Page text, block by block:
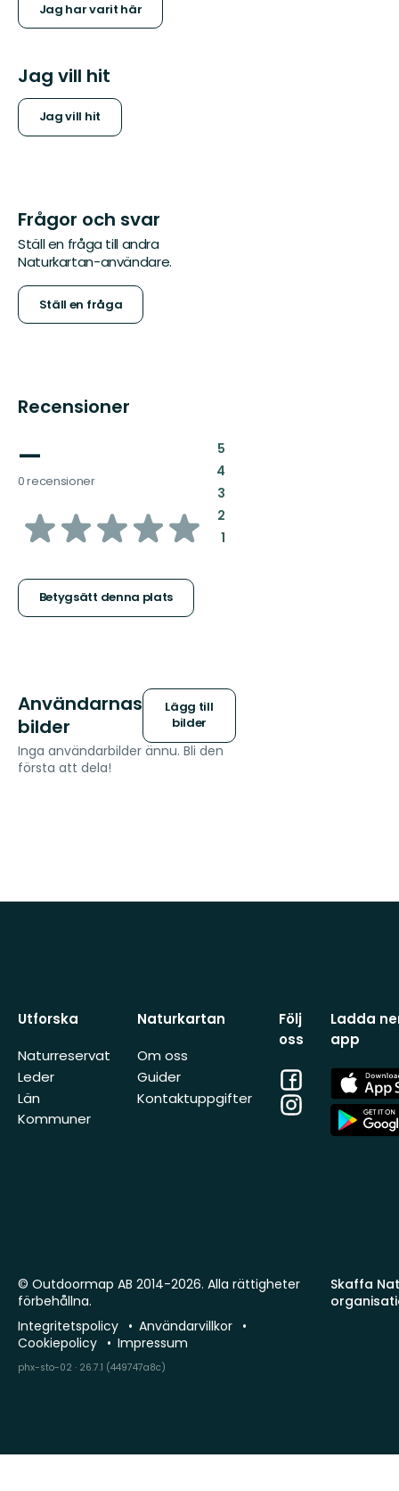
Jag har varit här
Jag vill hit
Jag vill hit
Frågor och svar
Ställ en fråga till andra
Naturkartan-användare.
Ställ en fråga
Recensioner
—
0 recensioner
av
stjärnor
Betygsätt denna plats
5:
4:
3:
2:
1:
Användarnas
bilder
Lägg till
bilder
Inga användarbilder ännu. Bli den
första att dela!
Utforska
Naturreservat
Leder
Län
Kommuner
Naturkartan
Om oss
Guider
Kontaktuppgifter
Följ
oss
Facebook
Instagram
Ladda
app
App
Store
App
Store
Skaffa
© Outdoormap AB 2014-2026. Alla rättigheter
förbehållna.
Integritetspolicy
Användarvillkor
Cookiepolicy
Impressum
phx-sto-02 · 26.7.1 (449747a8c)